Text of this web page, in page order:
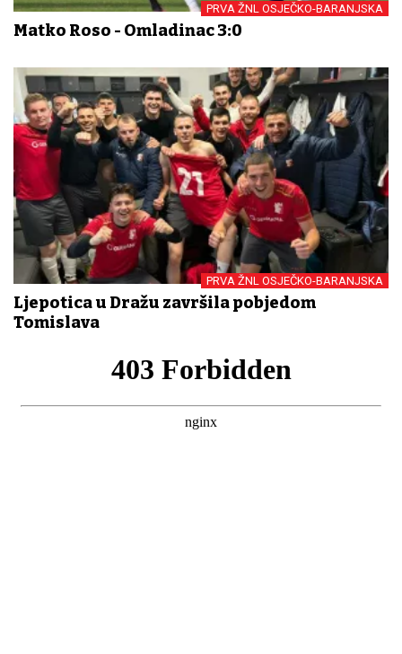
PRVA ŽNL OSJEČKO-BARANJSKA
Matko Roso - Omladinac 3:0
PRVA ŽNL OSJEČKO-BARANJSKA
Ljepotica u Dražu završila pobjedom
Tomislava